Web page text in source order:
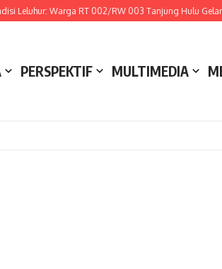
Leluhur: Warga RT 002/RW 003 Tanjung Hulu
PERSPEKTIF MULTIMEDIA